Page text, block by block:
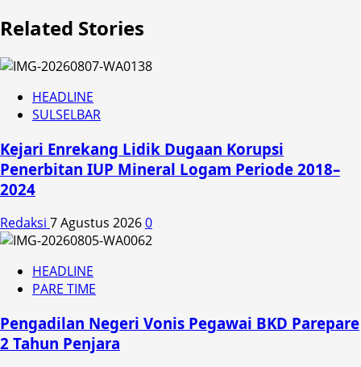
Related Stories
HEADLINE
SULSELBAR
Kejari Enrekang Lidik Dugaan Korupsi
Penerbitan IUP Mineral Logam Periode 2018–
2024
Redaksi 7 Agustus 20260
HEADLINE
PARE TIME
Pengadilan Negeri Vonis Pegawai BKD Parepare
2 Tahun Penjara